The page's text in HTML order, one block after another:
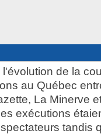
de la
au Québec
La Minerve
exécutions
tandis